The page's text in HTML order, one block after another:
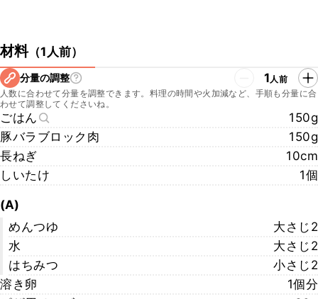
材料（1人前）
分量の調整 1人前
人数に合わせて分量を調整できます。料理の時間や火加減など、手順も分量に合
わせて調整してくださいね。
ごはん
150g
豚バラブロック肉
150g
長ねぎ
10cm
しいたけ
1個
(A)
めんつゆ
大さじ2
水
大さじ2
はちみつ
小さじ2
溶き卵
1個分